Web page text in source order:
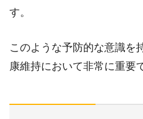
す。
このような予防的な意識を
康維持において非常に重要